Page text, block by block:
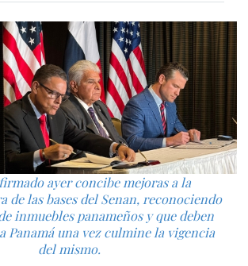
ayer concibe mejoras a la
de las bases del Senan, reconociendo
inmuebles panameños y que deben
Panamá una vez culmine la vigencia
del mismo.